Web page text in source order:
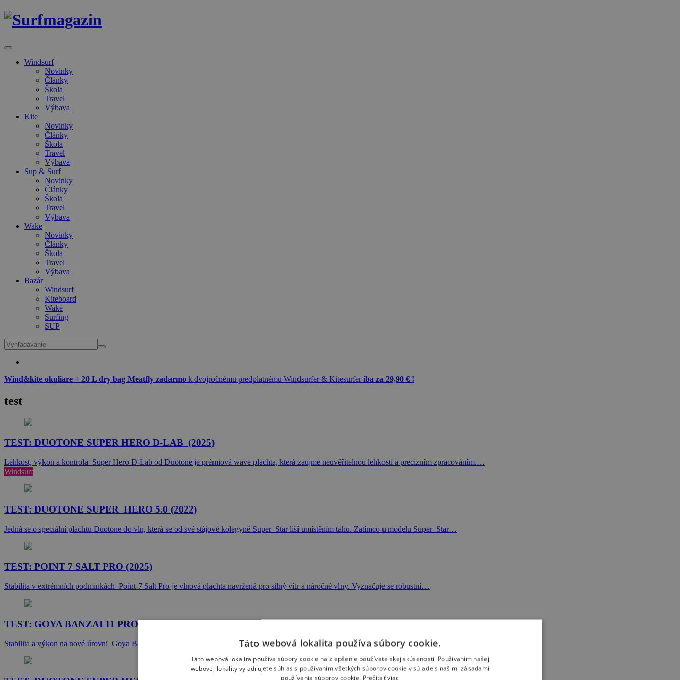
Windsurf
Novinky
Články
Škola
Travel
Výbava
Kite
Novinky
Články
Škola
Travel
Výbava
Sup & Surf
Novinky
Články
Škola
Travel
Výbava
Wake
Novinky
Články
Škola
Travel
Výbava
Bazár
Windsurf
Kiteboard
Wake
Surfing
SUP
Wind&kite okuliare + 20 L dry bag Meatfly zadarmo k dvojročnému predplatnému Windsurfer & Kitesurferiba za 29,90 € !
test
TEST: DUOTONE SUPER HERO D-LAB (2025)
Lehkost, výkon a kontrola Super Hero D-Lab od Duotone je prémiová wave plachta, která zaujme neuvěřitelnou lehkostí a precizním zpracováním.…
Windsurf
TEST: DUOTONE SUPER_HERO 5.0 (2022)
Jedná se o speciální plachtu Duotone do vln, která se od své stájové kolegyně Super_Star liší umístěním tahu. Zatímco u modelu Super_Star…
TEST: POINT 7 SALT PRO (2025)
Stabilita v extrémních podmínkách Point-7 Salt Pro je vlnová plachta navržená pro silný vítr a náročné vlny. Vyznačuje se robustní…
TEST: GOYA BANZAI 11 PRO CARBON (2025)
Stabilita a výkon na nové úrovni Goya Banzai 11 Pro Carbon je špičková vlnová plachta, která posouvá hranice designu a…
Táto webová lokalita používa súbory cookie.
Táto webová lokalita používa súbory cookie na zlepšenie používateľskej skúsenosti. Používaním našej
webovej lokality vyjadrujete súhlas s používaním všetkých súborov cookie v súlade s našimi zásadami
používania súborov cookie. Prečítať viac